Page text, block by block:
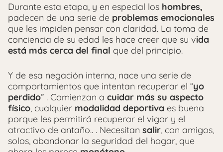
Durante esta etapa, y en especial los hombres,
padecen de una serie de problemas emocionales
que les impiden pensar con claridad. La toma de
conciencia de su edad les hace creer que su vida
está más cerca del final que del principio.
Y de esa negación interna, nace una serie de
comportamientos que intentan recuperar el “yo
perdido” . Comienzan a cuidar más su aspecto
físico, cualquier modalidad deportiva es buena
porque les permitirá recuperar el vigor y el
atractivo de antaño.. . Necesitan salir, con amigos,
solos, abandonar la seguridad del hogar, que